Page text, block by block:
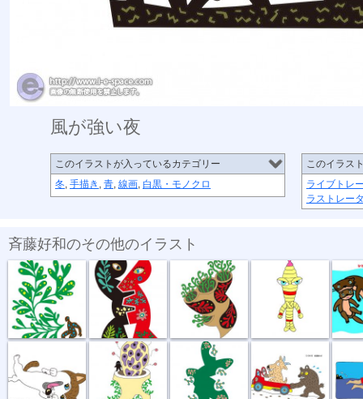
風が強い夜
このイラストが入っているカテゴリー
冬, 手描き , 青, 線画, 白黒・モノクロ
このイラス
ライブトレ
ラストレー
斉藤好和のその他のイラスト
植物のチカラ 組み合わせ 植木鉢
どう、このポ... おいしい匂い 新しい種 坂道登れば 遠泳